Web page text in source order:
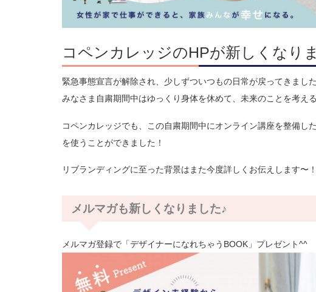
コペンカレッジのHPが新しくなり
緊急事態宣言が解除され、少しずついつもの日常が戻ってきまし
みなさま自粛期間中はゆっくり身体を休めて、未来のことを考え
コペンカレッジでも、この自粛期間中にオンライン講座を整備し
を使うことができました！
リブランディングに至った背景はまた今度詳しくお伝えします〜！
メルマガも新しくなりました♪
メルマガ登録で「デザイナーになれちゃうBOOK」プレゼント^^